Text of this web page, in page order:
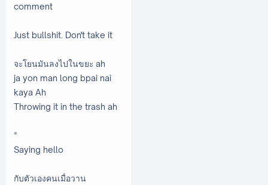
comment
Just bullshit. Don't take it
จะโยนมันลงไปในขยะ ah
ja yon man long bpai nai
kaya Ah
Throwing it in the trash ah
*
Saying hello
กับตัวเองคนเมื่อวาน